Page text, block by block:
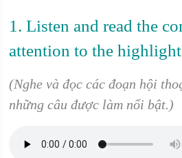
1. Listen and read the
attention to the
(Nghe và đọc các đoạn hội
những câu được làm nổi bật.)